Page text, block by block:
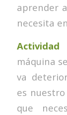
aprender
necesita
Actividad
máquina
va
es
que